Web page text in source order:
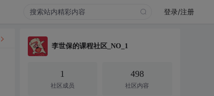
登录/注册
李世保的课程社区_NO_1
1
社区成员
498
社区内容